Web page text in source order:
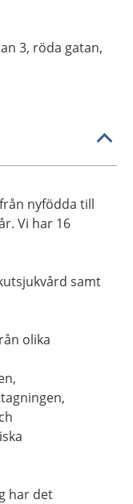
3, röda gatan,
nyfödda till
Vi har 16
samt
olika
har det